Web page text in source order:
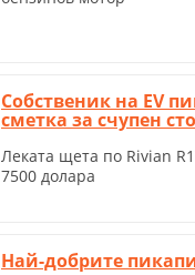
Собственик на EV
сметка за счупен
Леката щета по Rivian
7500 долара
Най-добрите